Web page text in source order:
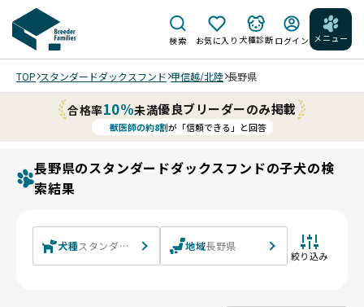
検索 お気に入り 犬種診断 ログイン メニュー
TOP スタンダードダックスフンド 甲信越/北陸 長野県
合格率10%未満優良ブリーダーのみ掲載
獣医師の約8割が「信頼できる」と回答
長野県のスタンダードダックスフンドの子犬の検
索結果
犬種スタンダードダックスフンド スタンダードダックスフンド(
地域長野県
絞り込み